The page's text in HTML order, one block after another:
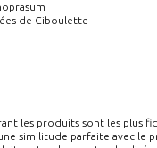
de Ciboulette
les produits sont les plus
similitude parfaite avec le